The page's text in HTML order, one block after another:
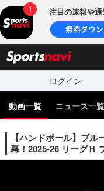
注目の速報や
ログイン
動画一覧 ニュース一覧
【ハンドボール】ブ
幕！2025-26 リーグＨ